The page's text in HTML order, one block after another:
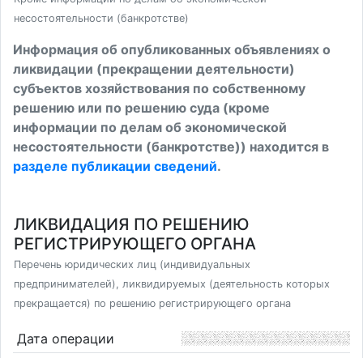
несостоятельности (банкротстве)
Информация об опубликованных объявлениях о
ликвидации (прекращении деятельности)
субъектов хозяйствования по собственному
решению или по решению суда (кроме
информации по делам об экономической
несостоятельности (банкротстве)) находится в
разделе публикации сведений.
ЛИКВИДАЦИЯ ПО РЕШЕНИЮ
РЕГИСТРИРУЮЩЕГО ОРГАНА
Перечень юридических лиц (индивидуальных
предпринимателей), ликвидируемых (деятельность которых
прекращается) по решению регистрирующего органа
Дата операции